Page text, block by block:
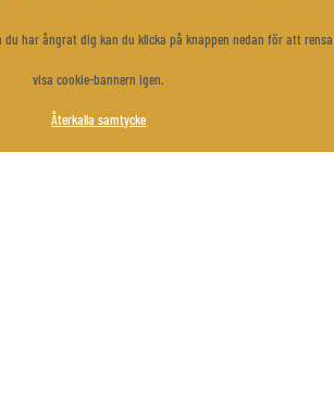
du har ångrat dig kan du klicka på knappen nedan för att
visa cookie-bannern igen.
Återkalla samtycke